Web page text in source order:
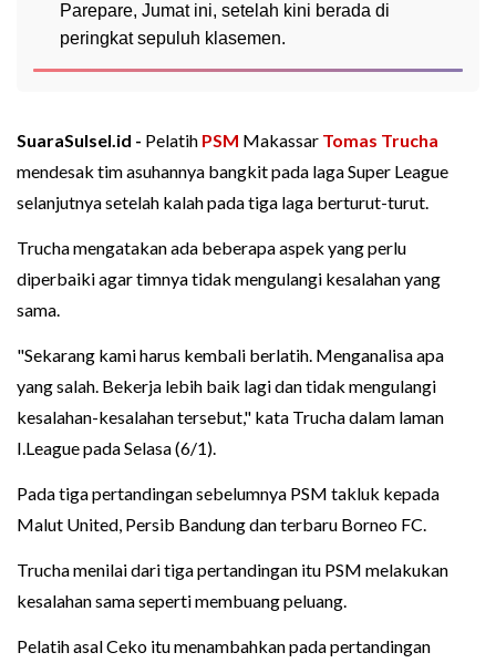
Parepare, Jumat ini, setelah kini berada di
peringkat sepuluh klasemen.
SuaraSulsel.id - Pelatih PSM Makassar Tomas Trucha
mendesak tim asuhannya bangkit pada laga Super League
selanjutnya setelah kalah pada tiga laga berturut-turut.
Trucha mengatakan ada beberapa aspek yang perlu
diperbaiki agar timnya tidak mengulangi kesalahan yang
sama.
"Sekarang kami harus kembali berlatih. Menganalisa apa
yang salah. Bekerja lebih baik lagi dan tidak mengulangi
kesalahan-kesalahan tersebut," kata Trucha dalam laman
I.League pada Selasa (6/1).
Pada tiga pertandingan sebelumnya PSM takluk kepada
Malut United, Persib Bandung dan terbaru Borneo FC.
Trucha menilai dari tiga pertandingan itu PSM melakukan
kesalahan sama seperti membuang peluang.
Pelatih asal Ceko itu menambahkan pada pertandingan